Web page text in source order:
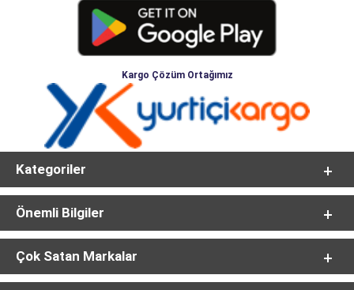
Kargo Çözüm Ortağımız
Kategoriler
Önemli Bilgiler
Çok Satan Markalar